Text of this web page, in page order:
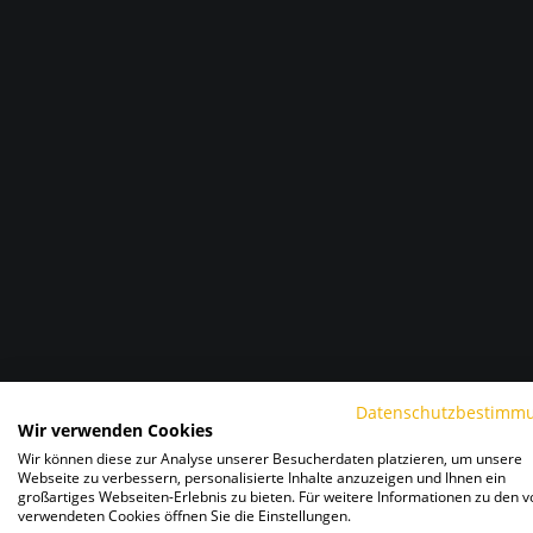
Wir verwenden Cookies
Wir können diese zur Analyse unserer Besucherdaten platzieren, um unsere
Webseite zu verbessern, personalisierte Inhalte anzuzeigen und Ihnen ein
großartiges Webseiten-Erlebnis zu bieten. Für weitere Informationen zu den
verwendeten Cookies öffnen Sie die Einstellungen.